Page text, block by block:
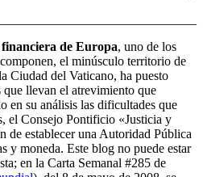
de Europa, uno de los
el minúsculo territorio de
Ciudad del Vaticano, ha puesto
que llevan el atrevimiento que
en su análisis las dificultades que
el Consejo Pontificio «Justicia y
de establecer una Autoridad Pública
y moneda. Este blog no puede estar
en la Carta Semanal #285 de